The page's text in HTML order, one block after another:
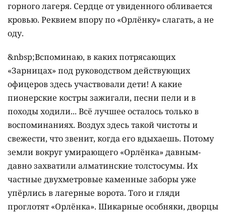
горного лагеря. Сердце от увиденного обливается
кровью. Реквием впору по «Орлёнку» слагать, а не
оду.
&nbsp;Вспоминаю, в каких потрясающих
«Зарницах» под руководством действующих
офицеров здесь участвовали дети! А какие
пионерские костры зажигали, песни пели и в
походы ходили... Всё лучшее осталось только в
воспоминаниях. Воздух здесь такой чистоты и
свежести, что звенит, когда его вдыхаешь. Потому
земли вокруг умирающего «Орлёнка» давным-
давно захватили алматинские толстосумы. Их
частные двухметровые каменные заборы уже
упёрлись в лагерные ворота. Того и гляди
проглотят «Орлёнка». Шикарные особняки, дворцы